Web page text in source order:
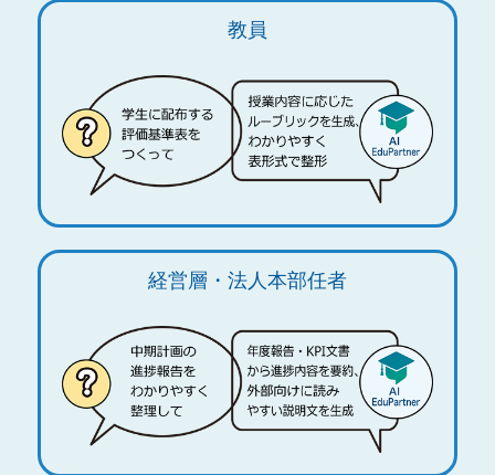
教員
経営層・法人本部任者